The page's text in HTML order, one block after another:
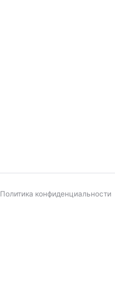
Политика конфиденциальности